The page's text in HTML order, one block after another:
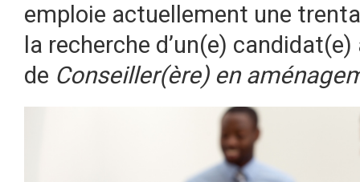
emploie actuellement une
la recherche d’un(e)
de Conseiller(ère) en